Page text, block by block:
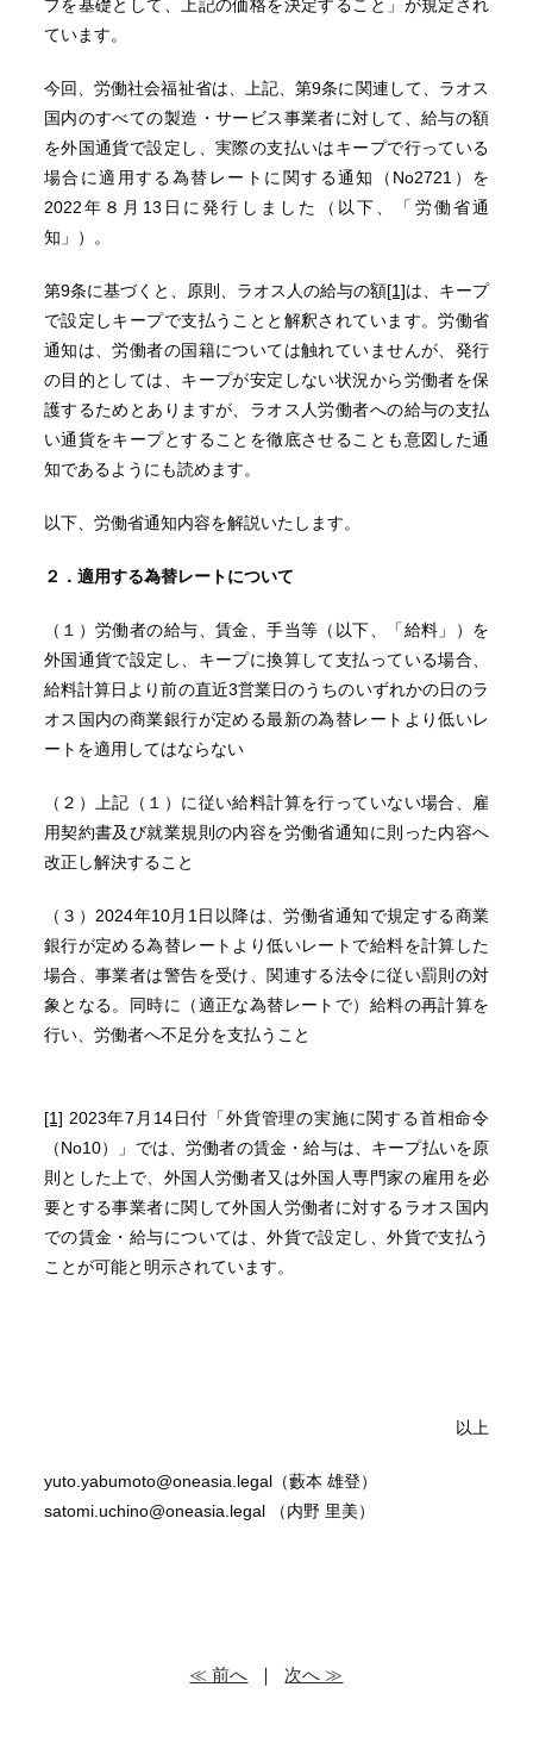
プを基礎として、上記の価格を決定すること」が規定され
ています。
今回、労働社会福祉省は、上記、第9条に関連して、ラオス
国内のすべての製造・サービス事業者に対して、給与の額
を外国通貨で設定し、実際の支払いはキープで行っている
場合に適用する為替レートに関する通知（No2721）を
2022年８月13日に発行しました（以下、「労働省通
知」）。
第9条に基づくと、原則、ラオス人の給与の額[1]は、キープ
で設定しキープで支払うことと解釈されています。労働省
通知は、労働者の国籍については触れていませんが、発行
の目的としては、キープが安定しない状況から労働者を保
護するためとありますが、ラオス人労働者への給与の支払
い通貨をキープとすることを徹底させることも意図した通
知であるようにも読めます。
以下、労働省通知内容を解説いたします。
２．適用する為替レートについて
（１）労働者の給与、賃金、手当等（以下、「給料」）を
外国通貨で設定し、キープに換算して支払っている場合、
給料計算日より前の直近3営業日のうちのいずれかの日のラ
オス国内の商業銀行が定める最新の為替レートより低いレ
ートを適用してはならない
（２）上記（１）に従い給料計算を行っていない場合、雇
用契約書及び就業規則の内容を労働省通知に則った内容へ
改正し解決すること
（３）2024年10月1日以降は、労働省通知で規定する商業
銀行が定める為替レートより低いレートで給料を計算した
場合、事業者は警告を受け、関連する法令に従い罰則の対
象となる。同時に（適正な為替レートで）給料の再計算を
行い、労働者へ不足分を支払うこと
[1] 2023年7月14日付「外貨管理の実施に関する首相命令
（No10）」では、労働者の賃金・給与は、キープ払いを原
則とした上で、外国人労働者又は外国人専門家の雇用を必
要とする事業者に関して外国人労働者に対するラオス国内
での賃金・給与については、外貨で設定し、外貨で支払う
ことが可能と明示されています。
以上
yuto.yabumoto@oneasia.legal（藪本 雄登）
satomi.uchino@oneasia.legal （内野 里美）
≪ 前へ ｜ 次へ ≫